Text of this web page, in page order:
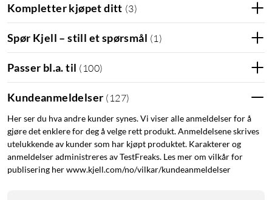
Kompletter kjøpet ditt (3)
Spør Kjell – still et spørsmål (1 )
Passer bl.a. til ( 100)
Kundeanmeldelser ( 127)
Her ser du hva andre kunder synes. Vi viser alle anmeldelser for å
gjøre det enklere for deg å velge rett produkt. Anmeldelsene skrives
utelukkende av kunder som har kjøpt produktet. Karakterer og
anmeldelser administreres av TestFreaks. Les mer om vilkår for
publisering her www.kjell.com/no/vilkar/kundeanmeldelser